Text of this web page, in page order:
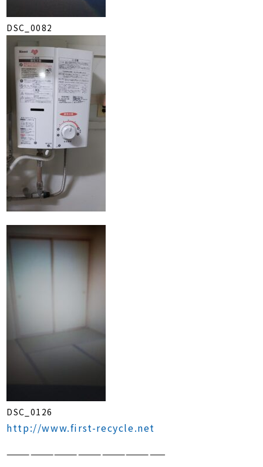
DSC_0082
DSC_0126
http://www.first-recycle.net
————————————————————